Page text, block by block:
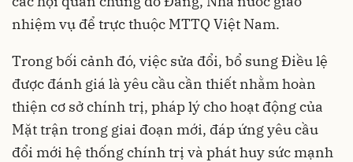
nhiệm vụ để trực thuộc MTTQ Việt Nam.
Trong bối cảnh đó, việc sửa đổi, bổ sung Điều lệ
được đánh giá là yêu cầu cần thiết nhằm hoàn
thiện cơ sở chính trị, pháp lý cho hoạt động của
Mặt trận trong giai đoạn mới, đáp ứng yêu cầu
đổi mới hệ thống chính trị và phát huy sức mạnh